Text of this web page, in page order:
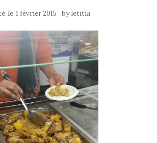
le 1 février 2015 byletitia